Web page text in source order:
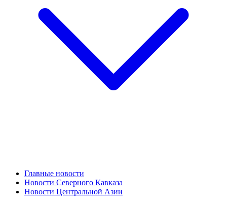
Главные новости
Новости Северного Кавказа
Новости Центральной Азии